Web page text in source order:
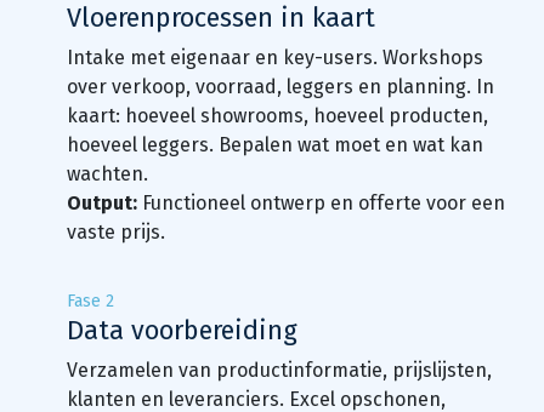
Vloerenprocessen in kaart
Intake met eigenaar en key-users. Workshops
over verkoop, voorraad, leggers en planning. In
kaart: hoeveel showrooms, hoeveel producten,
hoeveel leggers. Bepalen wat moet en wat kan
wachten.
Output: Functioneel ontwerp en offerte voor een
vaste prijs.
Fase 2
Data voorbereiding
Verzamelen van productinformatie, prijslijsten,
klanten en leveranciers. Excel opschonen,